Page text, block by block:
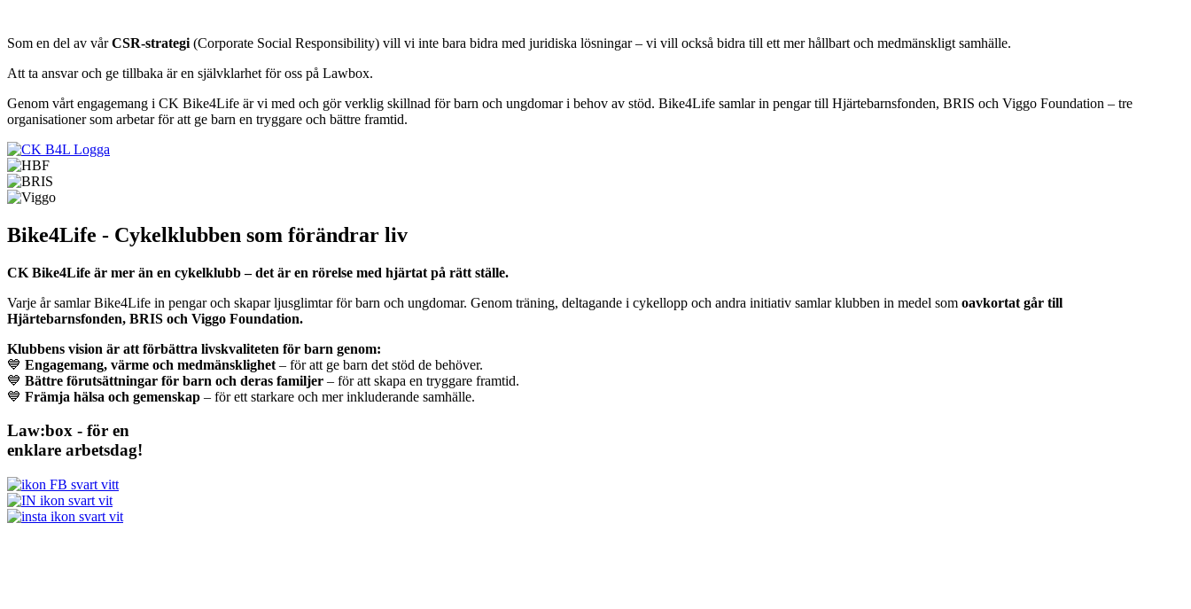
Som en del av vårCSR-strategi (Corporate Social Responsibility) vill vi inte bara bidra med juridiska lösningar – vi vill också bidra till ett mer hållbart och medmänskligt samhälle.
Att ta ansvar och ge tillbaka är en självklarhet för oss på Lawbox.
Genom vårt engagemang i CK Bike4Life är vi med och gör verklig skillnad för barn och ungdomar i behov av stöd. Bike4Life samlar in pengar till Hjärtebarnsfonden, BRIS och Viggo Foundation – tre
organisationer som arbetar för att ge barn en tryggare och bättre framtid.
Bike4Life - Cykelklubben som förändrar liv
CK Bike4Life är mer än en cykelklubb – det är en rörelse med hjärtat på rätt ställe.
Varje år samlar Bike4Life in pengar och skapar ljusglimtar för barn och ungdomar. Genom träning, deltagande i cykellopp och andra initiativ samlar klubben in medel som oavkortat går till
Hjärtebarnsfonden, BRIS och Viggo Foundation.
Klubbens vision är att förbättra livskvaliteten för barn genom:
💙 Engagemang, värme och medmänsklighet – för att ge barn det stöd de behöver.
💙 Bättre förutsättningar för barn och deras familjer – för att skapa en tryggare framtid.
💙 Främja hälsa och gemenskap – för ett starkare och mer inkluderande samhälle.
Law:box - för en
enklare arbetsdag!